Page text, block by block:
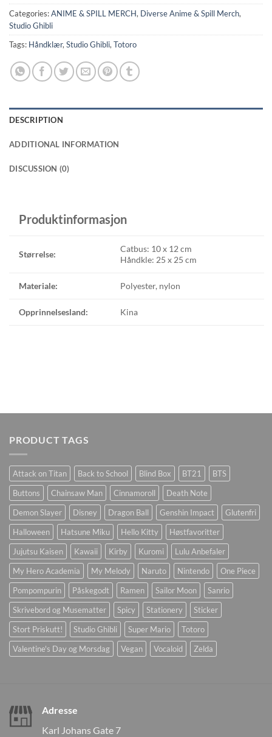
Categories:ANIME & SPILL MERCH, Diverse Anime & Spill Merch,
Studio Ghibli
Tags: Håndklær, Studio Ghibli, Totoro
DESCRIPTION
ADDITIONAL INFORMATION
DISCUSSION (0)
Produktinformasjon
Størrelse:
Catbus: 10 x 12 cm
Håndkle: 25 x 25 cm
Materiale: Polyester, nylon
Opprinnelsesland: Kina
PRODUCT TAGS
Attack on Titan Back to School Blind Box BT21
BTS
Buttons
Chainsaw Man Cinnamoroll
Death Note
Demon Slayer
Disney Dragon Ball Genshin Impact
Glutenfri
Halloween
Hatsune Miku Hello Kitty
Høstfavoritter
Jujutsu Kaisen
Kawaii Kirby Kuromi
Lulu Anbefaler
My Hero Academia
My Melody Naruto Nintendo
One Piece
Pompompurin
Påskegodt Ramen Sailor Moon
Sanrio
Skrivebord og Musematter
Spicy Stationery
Sticker
Stort Priskutt!
Studio Ghibli Super Mario
Totoro
Valentine's Day og Morsdag
Vegan Vocaloid Zelda
Adresse
Karl Johans Gate 7